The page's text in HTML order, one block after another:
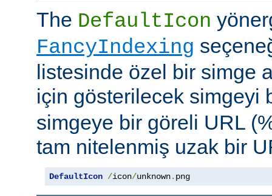
The DefaultIcon
FancyIndexing
listesinde özel bir simge
için gösterilecek simgeyi
simgeye bir göreli URL
tam nitelenmiş uzak bir
DefaultIcon /icon/unknown. png